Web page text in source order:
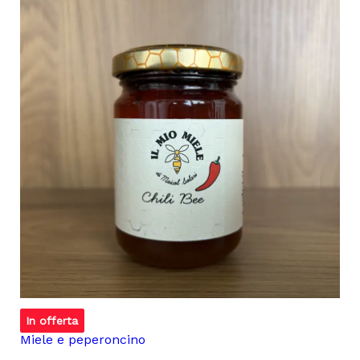
In offerta
Miele
Miele e peperoncino